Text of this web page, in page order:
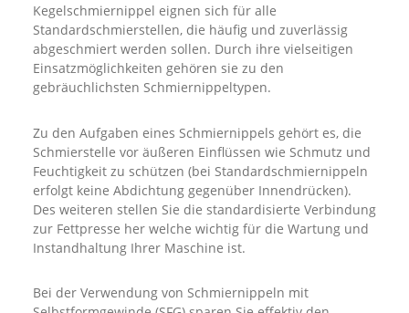
Kegelschmiernippel eignen sich für alle
Standardschmierstellen, die häufig und zuverlässig
abgeschmiert werden sollen. Durch ihre vielseitigen
Einsatzmöglichkeiten gehören sie zu den
gebräuchlichsten Schmiernippeltypen.
Zu den Aufgaben eines Schmiernippels gehört es, die
Schmierstelle vor äußeren Einflüssen wie Schmutz und
Feuchtigkeit zu schützen (bei Standardschmiernippeln
erfolgt keine Abdichtung gegenüber Innendrücken).
Des weiteren stellen Sie die standardisierte Verbindung
zur Fettpresse her welche wichtig für die Wartung und
Instandhaltung Ihrer Maschine ist.
Bei der Verwendung von Schmiernippeln mit